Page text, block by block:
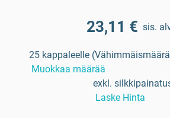
23,11 € sis.
25 kappaleelle
Muokkaa määrää
exkl.
Laske Hinta